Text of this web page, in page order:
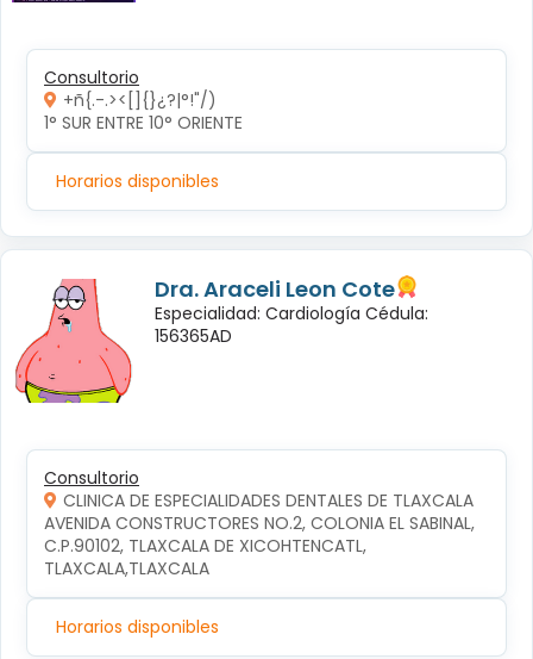
Consultorio
+ñ{.-.><[]{}¿?|°!"/)
1° SUR ENTRE 10° ORIENTE
Horarios disponibles
Dra. Araceli Leon Cote
Especialidad: Cardiología Cédula:
156365AD
Consultorio
CLINICA DE ESPECIALIDADES DENTALES DE TLAXCALA
AVENIDA CONSTRUCTORES NO.2, COLONIA EL SABINAL,
C.P.90102, TLAXCALA DE XICOHTENCATL,
TLAXCALA,TLAXCALA
Horarios disponibles